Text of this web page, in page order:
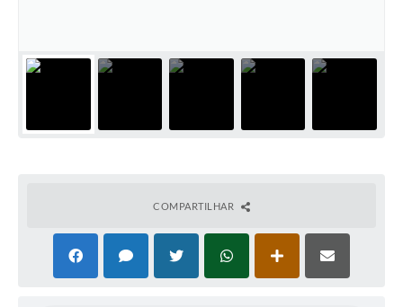
Jornal Histórico
Parlamento Jovem
Atos da Presidência
COMPARTILHAR